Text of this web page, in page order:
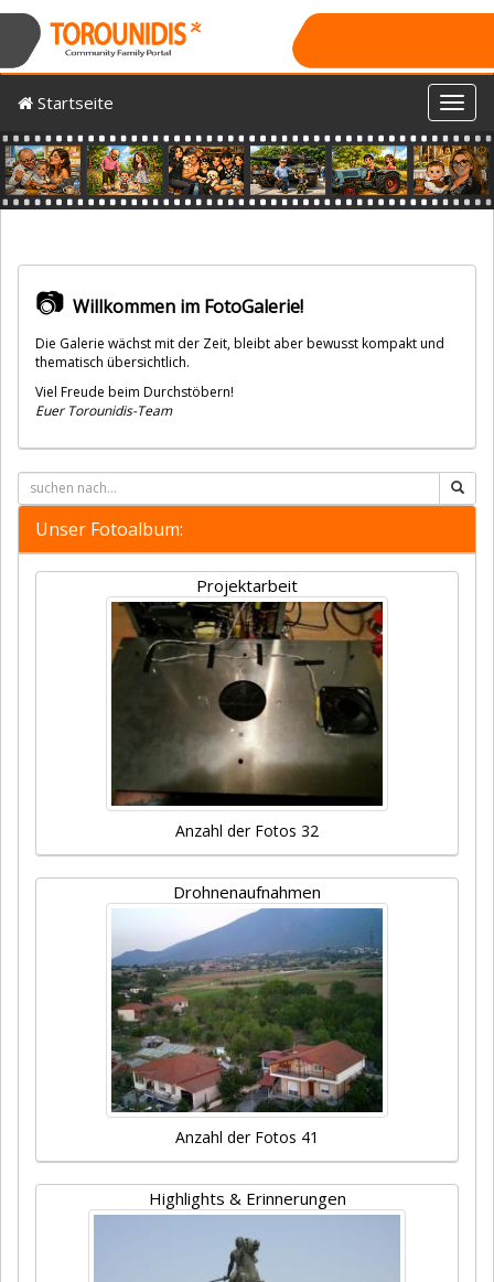
Startseite
Previous
📷 Willkommen im FotoGalerie!
Die Galerie wächst mit der Zeit, bleibt aber bewusst kompakt und
thematisch übersichtlich.
Viel Freude beim Durchstöbern!
Euer Torounidis-Team
Unser Fotoalbum:
Projektarbeit
Anzahl der Fotos 32
Drohnenaufnahmen
Anzahl der Fotos 41
Highlights & Erinnerungen